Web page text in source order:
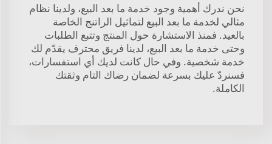
نحن ندرك أهمية وجود خدمة ما بعد البيع، ولدينا نظام
مثالي لخدمة ما بعد البيع لتماثيل الراتنج الخاصة
بالعيد. فمنذ الاستشارة حول المنتج وتتبع الطلبات
وحتى خدمة ما بعد البيع، لدينا فريق محترف يقدّم لك
خدمة شخصية. وفي حال كانت لديك أي استفسارات،
فسنردّ عليك بسرعة لضمان رضاك التام وثقتك
الكاملة.